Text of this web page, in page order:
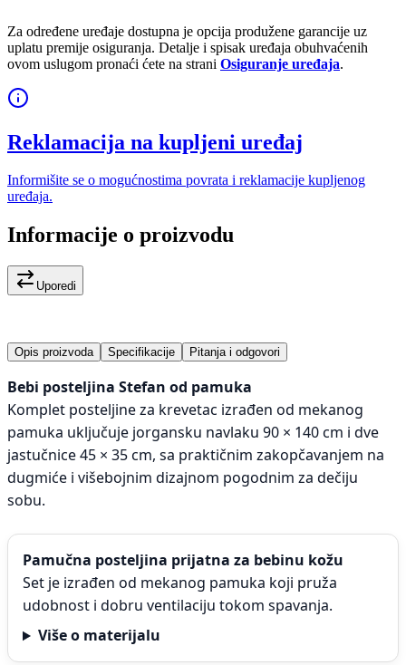
Za određene uređaje dostupna je opcija produžene garancije uz
uplatu premije osiguranja. Detalje i spisak uređaja obuhvaćenih
ovom uslugom pronaći ćete na strani Osiguranje uređaja.
Reklamacija na kupljeni uređaj
Informišite se o mogućnostima povrata i reklamacije kupljenog
uređaja.
Informacije o proizvodu
Uporedi
Opis proizvoda Specifikacije Pitanja i odgovori
Bebi posteljina Stefan od pamuka
Komplet posteljine za krevetac izrađen od mekanog
pamuka uključuje jorgansku navlaku 90 × 140 cm i dve
jastučnice 45 × 35 cm, sa praktičnim zakopčavanjem na
dugmiće i višebojnim dizajnom pogodnim za dečiju
sobu.
Pamučna posteljina prijatna za bebinu kožu
Set je izrađen od mekanog pamuka koji pruža
udobnost i dobru ventilaciju tokom spavanja.
Više o materijalu